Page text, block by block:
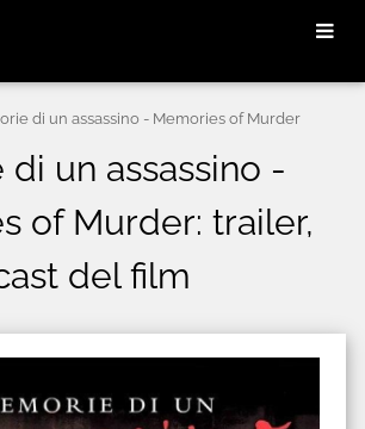
di un assassino - Memories of Murder
un assassino -
of Murder: trailer,
del film